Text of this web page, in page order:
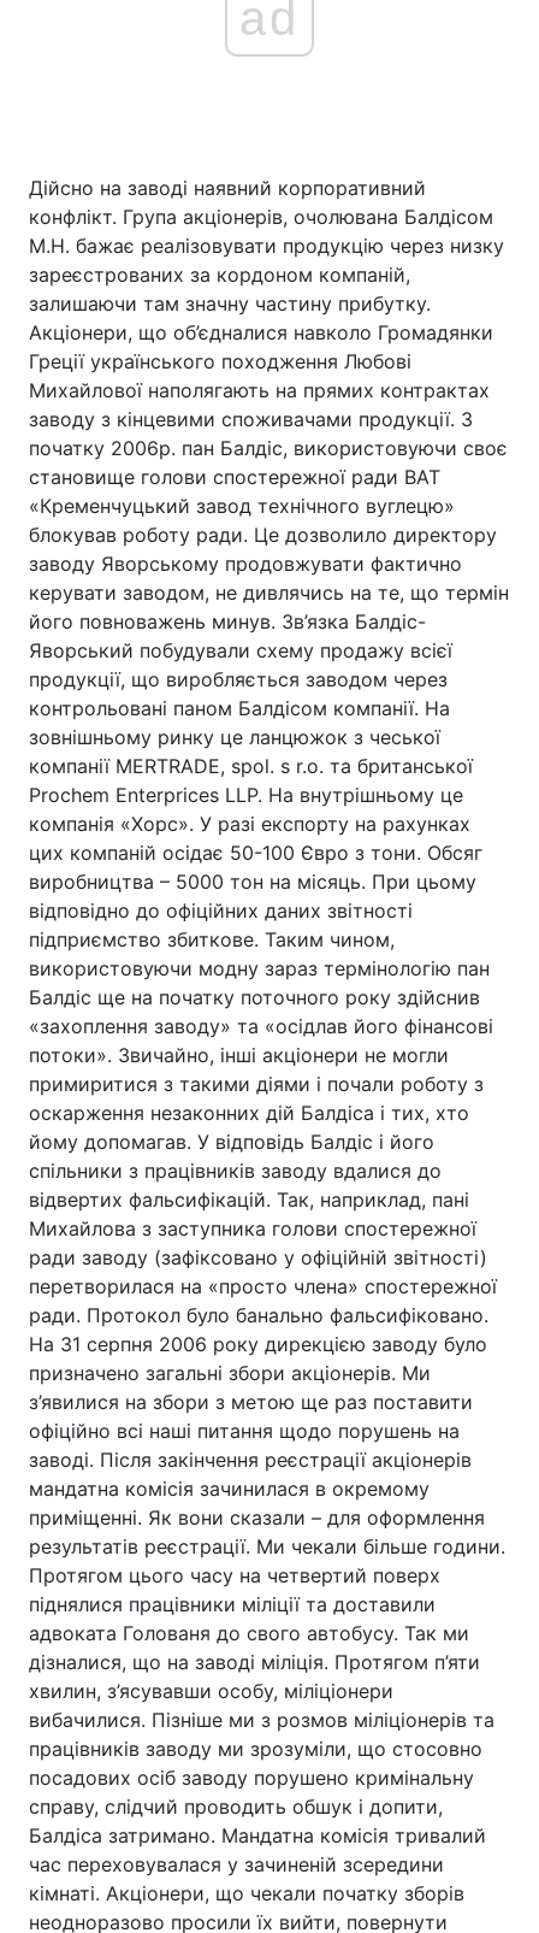
ad
Дійсно на заводі наявний корпоративний
конфлікт. Група акціонерів, очолювана Балдісом
М.Н. бажає реалізовувати продукцію через низку
зареєстрованих за кордоном компаній,
залишаючи там значну частину прибутку.
Акціонери, що об’єдналися навколо Громадянки
Греції українського походження Любові
Михайлової наполягають на прямих контрактах
заводу з кінцевими споживачами продукції. З
початку 2006р. пан Балдіс, використовуючи своє
становище голови спостережної ради ВАТ
«Кременчуцький завод технічного вуглецю»
блокував роботу ради. Це дозволило директору
заводу Яворському продовжувати фактично
керувати заводом, не дивлячись на те, що термін
його повноважень минув. Зв’язка Балдіс-
Яворський побудували схему продажу всієї
продукції, що виробляється заводом через
контрольовані паном Балдісом компанії. На
зовнішньому ринку це ланцюжок з чеської
компанії MERTRADE, spol. s r.o. та британської
Prochem Enterprices LLP. На внутрішньому це
компанія «Хорс». У разі експорту на рахунках
цих компаній осідає 50-100 Євро з тони. Обсяг
виробництва – 5000 тон на місяць. При цьому
відповідно до офіційних даних звітності
підприємство збиткове. Таким чином,
використовуючи модну зараз термінологію пан
Балдіс ще на початку поточного року здійснив
«захоплення заводу» та «осідлав його фінансові
потоки». Звичайно, інші акціонери не могли
примиритися з такими діями і почали роботу з
оскарження незаконних дій Балдіса і тих, хто
йому допомагав. У відповідь Балдіс і його
спільники з працівників заводу вдалися до
відвертих фальсифікацій. Так, наприклад, пані
Михайлова з заступника голови спостережної
ради заводу (зафіксовано у офіційній звітності)
перетворилася на «просто члена» спостережної
ради. Протокол було банально фальсифіковано.
На 31 серпня 2006 року дирекцією заводу було
призначено загальні збори акціонерів. Ми
з’явилися на збори з метою ще раз поставити
офіційно всі наші питання щодо порушень на
заводі. Після закінчення реєстрації акціонерів
мандатна комісія зачинилася в окремому
приміщенні. Як вони сказали – для оформлення
результатів реєстрації. Ми чекали більше години.
Протягом цього часу на четвертий поверх
піднялися працівники міліції та доставили
адвоката Голованя до свого автобусу. Так ми
дізналися, що на заводі міліція. Протягом п’яти
хвилин, з’ясувавши особу, міліціонери
вибачилися. Пізніше ми з розмов міліціонерів та
працівників заводу ми зрозуміли, що стосовно
посадових осіб заводу порушено кримінальну
справу, слідчий проводить обшук і допити,
Балдіса затримано. Мандатна комісія тривалий
час переховувалася у зачиненій зсередини
кімнаті. Акціонери, що чекали початку зборів
неодноразово просили їх вийти, повернути